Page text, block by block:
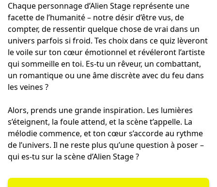
Chaque personnage d’Alien Stage représente une
facette de l’humanité – notre désir d’être vus, de
compter, de ressentir quelque chose de vrai dans un
univers parfois si froid. Tes choix dans ce quiz lèveront
le voile sur ton cœur émotionnel et révéleront l’artiste
qui sommeille en toi. Es-tu un rêveur, un combattant,
un romantique ou une âme discrète avec du feu dans
les veines ?
Alors, prends une grande inspiration. Les lumières
s’éteignent, la foule attend, et la scène t’appelle. La
mélodie commence, et ton cœur s’accorde au rythme
de l’univers. Il ne reste plus qu’une question à poser –
qui es-tu sur la scène d’Alien Stage ?